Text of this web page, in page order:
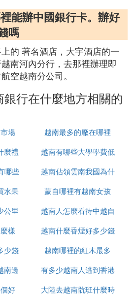
能辦中國銀行卡。辦好
嗎
的 著名酒店，大宇酒店的一
南河內分行，去那裡辦理即
空越南分公司。
行在什麼地方相關的
場
越南最多的廠在哪裡
麼禮
越南有哪些大學學費低
哪些
越南佔領雲南我國為什
麼未先進攻
水果
蒙自哪裡有越南女孩
公里
越南人怎麼看待中越自
衛戰
樣
越南什麼香煙好多少錢
少錢
越南哪裡的紅木最多
南邊
有多少越南人逃到香港
好
大陸去越南骯班什麼時